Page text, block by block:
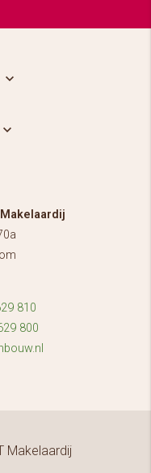
810
800
Makelaardij